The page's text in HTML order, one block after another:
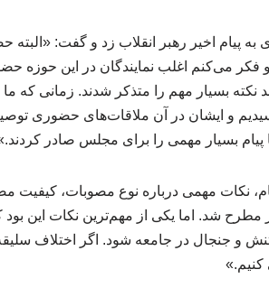
به پیام اخیر رهبر انقلاب زد و گفت: «البته
می‌کنم اغلب نمایندگان در این حوزه
بسیار مهم را متذکر شدند. زمانی که ما
و ایشان در آن ملاقات‌های حضوری
بسیار مهمی را برای مجلس صادر
نکات مهمی درباره نوع مصوبات،
مطرح شد. اما یکی از مهم‌ترین نکات این بود
و جنجال در جامعه شود. اگر اختلاف سلیقه
کنیم.»